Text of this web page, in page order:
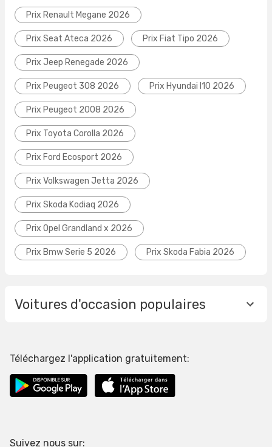
Prix Renault Megane 2026
Prix Seat Ateca 2026 Prix Fiat Tipo 2026
Prix Jeep Renegade 2026
Prix Peugeot 308 2026 Prix Hyundai I10 2026
Prix Peugeot 2008 2026
Prix Toyota Corolla 2026
Prix Ford Ecosport 2026
Prix Volkswagen Jetta 2026
Prix Skoda Kodiaq 2026
Prix Opel Grandland x 2026
Prix Bmw Serie 5 2026 Prix Skoda Fabia 2026
Voitures d'occasion populaires
Téléchargez l'application gratuitement:
Suivez nous sur: